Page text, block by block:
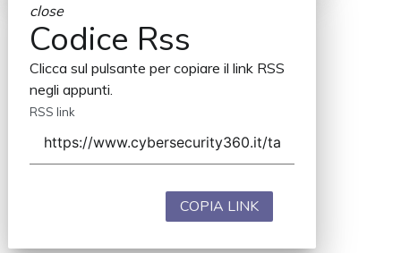
close
Codice Rss
Clicca sul pulsante per copiare il link RSS
negli appunti.
RSS link
COPIA LINK